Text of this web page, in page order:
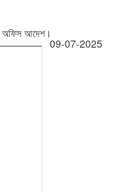
অফিস আদেশ।
09-07-2025